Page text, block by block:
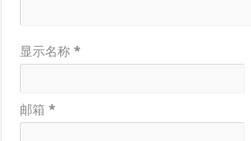
显示名称*
邮箱*